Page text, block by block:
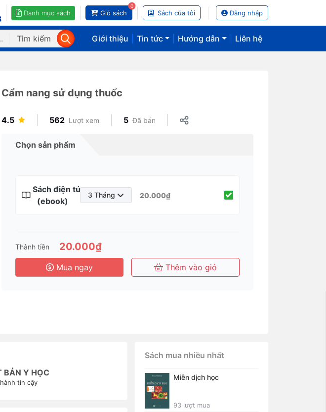
Danh mục sách
0
Giỏ sách Sách của tôi Đăng nhập
Tìm kiếm Giới thiệu Tin tức Hướng dẫn Liên hệ
Cẩm nang sử dụng thuốc
4.5 562 Lượt xem 5 Đã bán
Chọn sản phẩm
Sách điện tử
(ebook)
3 Tháng
1 Năm
3 Năm
20.000₫
Thành tiền 20.000₫
Mua ngay Thêm vào giỏ
BẢN Y HỌC
tin cậy
Sách mua nhiều nhất
Miễn dịch học
93 lượt mua